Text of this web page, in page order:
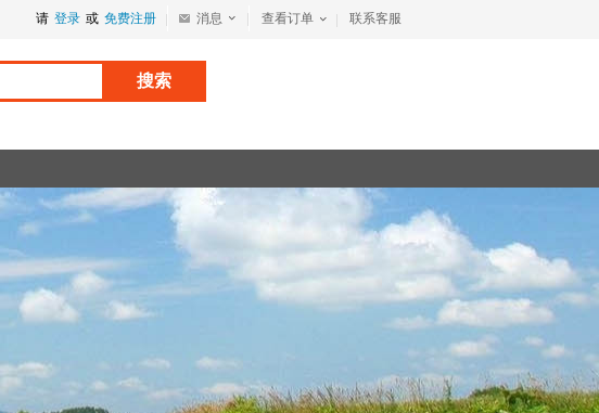
请 登录 或 免费注册 消息 查看订单 联系客服
搜索